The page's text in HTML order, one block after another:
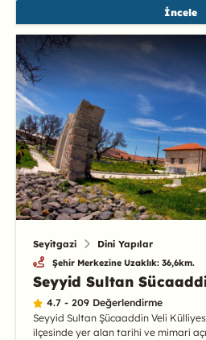
İncele
Seyitgazi Dini Yapılar
Şehir Merkezine Uzaklık: 36,6km.
Seyyid Sultan
4.7 - 209 Değerlendirme
Seyyid Sultan Şücaaddin Veli
ilçesinde yer alan tarihi ve mimari